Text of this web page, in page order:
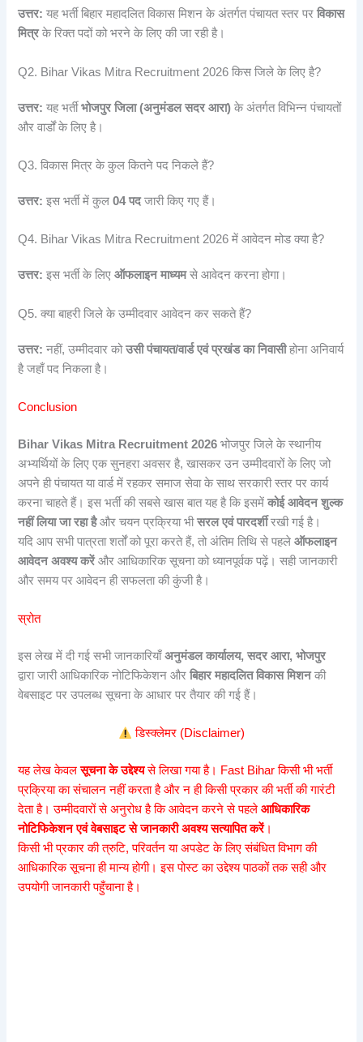
उत्तर: यह भर्ती बिहार महादलित विकास मिशन के अंतर्गत पंचायत स्तर परविकास
मित्रके रिक्त पदों को भरने के लिए की जा रही है।
Q2. Bihar Vikas Mitra Recruitment 2026 किस जिले के लिए है?
उत्तर: यह भर्तीभोजपुर जिला (अनुमंडल सदर आरा) के अंतर्गत विभिन्न पंचायतों
और वार्डों के लिए है।
Q3. विकास मित्र के कुल कितने पद निकले हैं?
उत्तर: इस भर्ती में कुल04 पदजारी किए गए हैं।
Q4. Bihar Vikas Mitra Recruitment 2026 में आवेदन मोड क्या है?
उत्तर: इस भर्ती के लिएऑफलाइन माध्यमसे आवेदन करना होगा।
Q5. क्या बाहरी जिले के उम्मीदवार आवेदन कर सकते हैं?
उत्तर: नहीं, उम्मीदवार कोउसी पंचायत/वार्ड एवं प्रखंड का निवासीहोना अनिवार्य
है जहाँ पद निकला है।
Conclusion
Bihar Vikas Mitra Recruitment 2026 भोजपुर जिले के स्थानीय
अभ्यर्थियों के लिए एक सुनहरा अवसर है, खासकर उन उम्मीदवारों के लिए जो
अपने ही पंचायत या वार्ड में रहकर समाज सेवा के साथ सरकारी स्तर पर कार्य
करना चाहते हैं। इस भर्ती की सबसे खास बात यह है कि इसमेंकोई आवेदन शुल्क
नहीं लिया जा रहा हैऔर चयन प्रक्रिया भीसरल एवं पारदर्शीरखी गई है।
यदि आप सभी पात्रता शर्तों को पूरा करते हैं, तो अंतिम तिथि से पहलेऑफलाइन
आवेदन अवश्य करेंऔर आधिकारिक सूचना को ध्यानपूर्वक पढ़ें। सही जानकारी
और समय पर आवेदन ही सफलता की कुंजी है।
स्रोत
इस लेख में दी गई सभी जानकारियाँअनुमंडल कार्यालय, सदर आरा, भोजपुर
द्वारा जारी आधिकारिक नोटिफिकेशन औरबिहार महादलित विकास मिशनकी
वेबसाइट पर उपलब्ध सूचना के आधार पर तैयार की गई हैं।
डिस्क्लेमर (Disclaimer)
यह लेख केवलसूचना के उद्देश्यसे लिखा गया है। Fast Bihar किसी भी भर्ती
प्रक्रिया का संचालन नहीं करता है और न ही किसी प्रकार की भर्ती की गारंटी
देता है। उम्मीदवारों से अनुरोध है कि आवेदन करने से पहलेआधिकारिक
नोटिफिकेशन एवं वेबसाइट से जानकारी अवश्य सत्यापित करें।
किसी भी प्रकार की त्रुटि, परिवर्तन या अपडेट के लिए संबंधित विभाग की
आधिकारिक सूचना ही मान्य होगी। इस पोस्ट का उद्देश्य पाठकों तक सही और
उपयोगी जानकारी पहुँचाना है।